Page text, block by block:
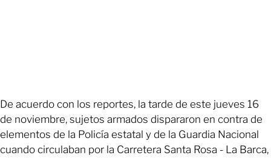
De acuerdo con los reportes, la tarde de este jueves 16
de noviembre, sujetos armados dispararon en contra de
elementos de la Policía estatal y de la Guardia Nacional
cuando circulaban por la Carretera Santa Rosa - La Barca,